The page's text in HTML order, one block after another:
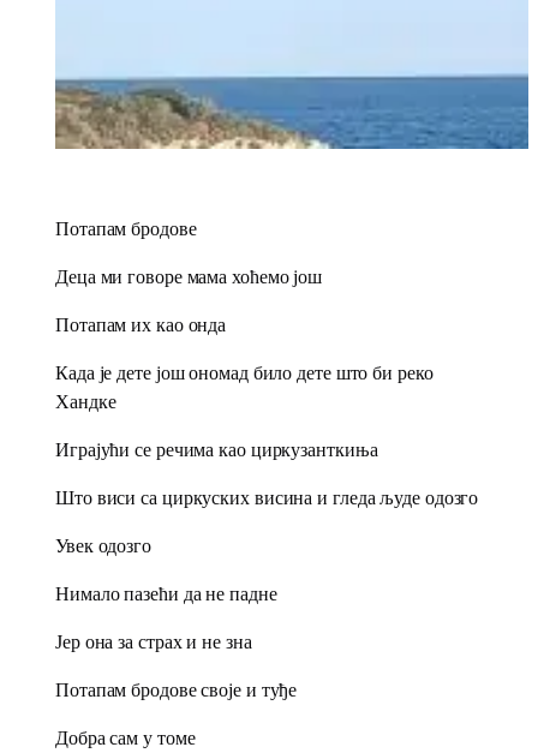
Потапам бродове
Деца ми говоре мама хоћемо још
Потапам их као онда
Када је дете још ономад било дете што би реко
Хандке
Играјући се речима као циркузанткиња
Што виси са циркуских висина и гледа људе одозго
Увек одозго
Нимало пазећи да не падне
Јер она за страх и не зна
Потапам бродове своје и туђе
Добра сам у томе